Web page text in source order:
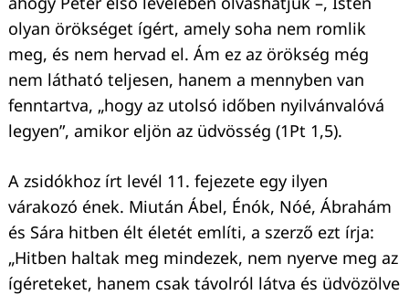
olyan örökséget ígért, amely soha nem romlik
meg, és nem hervad el. Ám ez az örökség még
nem látható teljesen, hanem a mennyben van
fenntartva, „hogy az utolsó időben nyilvánvalóvá
legyen”, amikor eljön az üdvösség (1Pt 1,5).
A zsidókhoz írt levél 11. fejezete egy ilyen
várakozó ének. Miután Ábel, Énók, Nóé, Ábrahám
és Sára hitben élt életét említi, a szerző ezt írja:
„Hitben haltak meg mindezek, nem nyerve meg az
ígéreteket, hanem csak távolról látva és üdvözölve
Keresés: